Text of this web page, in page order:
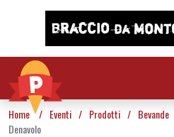
Vai al contenuto
Home / Eventi / Prodotti / Bevande
Denavolo